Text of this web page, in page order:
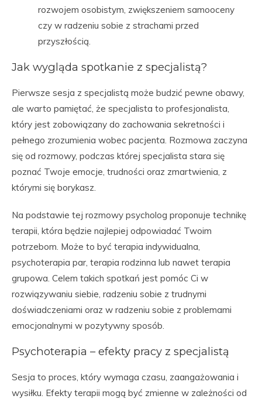
rozwojem osobistym, zwiększeniem samooceny
czy w radzeniu sobie z strachami przed
przyszłością.
Jak wygląda spotkanie z specjalistą?
Pierwsze sesja z specjalistą może budzić pewne obawy,
ale warto pamiętać, że specjalista to profesjonalista,
który jest zobowiązany do zachowania sekretności i
pełnego zrozumienia wobec pacjenta. Rozmowa zaczyna
się od rozmowy, podczas której specjalista stara się
poznać Twoje emocje, trudności oraz zmartwienia, z
którymi się borykasz.
Na podstawie tej rozmowy psycholog proponuje technikę
terapii, która będzie najlepiej odpowiadać Twoim
potrzebom. Może to być terapia indywidualna,
psychoterapia par, terapia rodzinna lub nawet terapia
grupowa. Celem takich spotkań jest pomóc Ci w
rozwiązywaniu siebie, radzeniu sobie z trudnymi
doświadczeniami oraz w radzeniu sobie z problemami
emocjonalnymi w pozytywny sposób.
Psychoterapia – efekty pracy z specjalistą
Sesja to proces, który wymaga czasu, zaangażowania i
wysiłku. Efekty terapii mogą być zmienne w zależności od